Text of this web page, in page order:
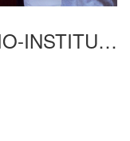
FIRMA-CONVENIO-INSTITUTO-04